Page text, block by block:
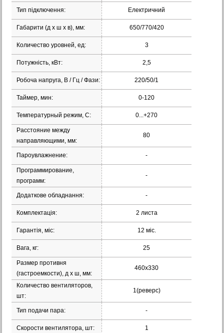
Тип підключення: Електричний
Габарити (д х ш х в), мм: 650/770/420
Количество уровней, ед: 3
Потужність, кВт: 2,5
Робоча напруга, В / Гц / Фази: 220/50/1
Таймер, мин: 0-120
Температурный режим, С: 0...+270
Расстояние между
направляющими, мм:
80
Пароувлажнение: -
Программирование,
программ:
-
Додаткове обладнання: -
Комплектація: 2 листа
Гарантія, міс: 12 міс.
Вага, кг: 25
Размер противня
(гастроемкости), д х ш, мм:
460x330
Количество вентиляторов,
шт:
1(реверс)
Тип подачи пара: -
Скорости вентилятора, шт: 1